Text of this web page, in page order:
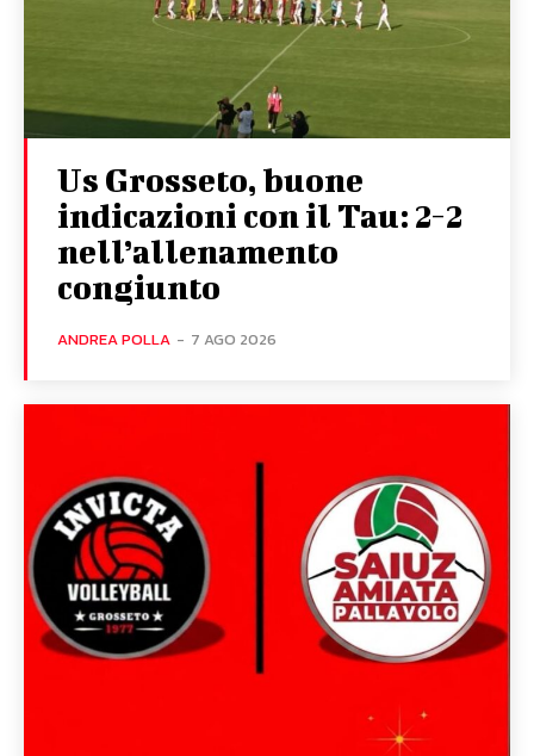
Us Grosseto, buone
indicazioni con il Tau: 2-2
nell’allenamento
congiunto
ANDREA POLLA - 7 AGO 2026